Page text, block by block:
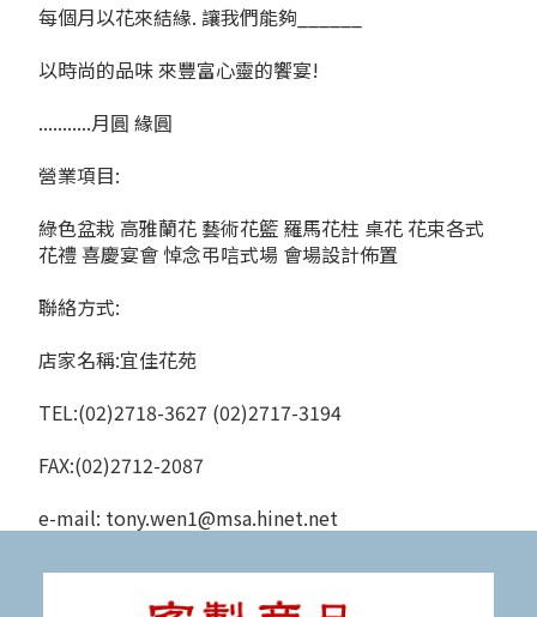
每個月以花來結緣. 讓我們能夠______
以時尚的品味 來豐富心靈的饗宴!
...........月圓 緣圓
營業項目:
綠色盆栽 高雅蘭花 藝術花籃 羅馬花柱 桌花 花束各式
花禮 喜慶宴會 悼念弔唁式場 會場設計佈置
聯絡方式:
店家名稱:宜佳花苑
TEL:(02)2718-3627 (02)2717-3194
FAX:(02)2712-2087
e-mail: tony.wen1@msa.hinet.net